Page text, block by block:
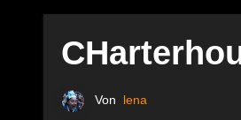
Von lena